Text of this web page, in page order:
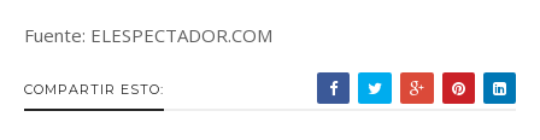
Fuente: ELESPECTADOR.COM
COMPARTIR ESTO: